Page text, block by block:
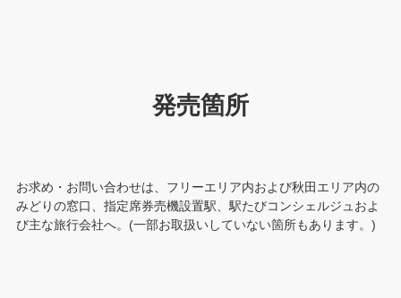
発売箇所
お求め・お問い合わせは、フリーエリア内および秋田エリア内の
みどりの窓口、指定席券売機設置駅、駅たびコンシェルジュおよ
び主な旅行会社へ。(一部お取扱いしていない箇所もあります。)